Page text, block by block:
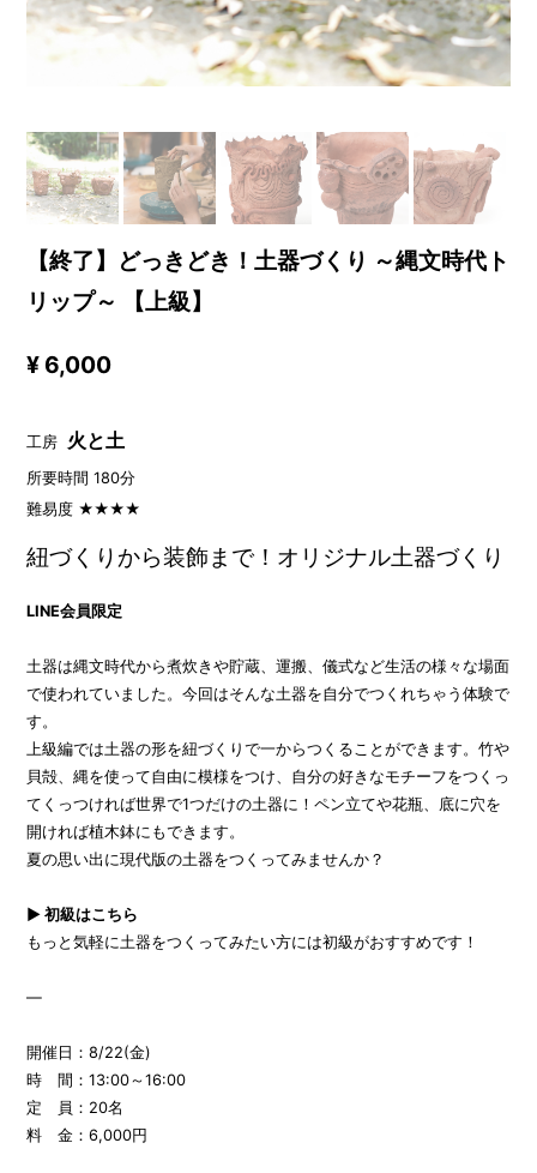
【終了】どっきどき！土器づくり ～縄文時代ト
リップ～ 【上級】
¥ 6,000
工房 火と土
所要時間 180分
難易度 ★★★★
紐づくりから装飾まで！オリジナル土器づくり
LINE会員限定
土器は縄文時代から煮炊きや貯蔵、運搬、儀式など生活の様々な場面
で使われていました。今回はそんな土器を自分でつくれちゃう体験で
す。
上級編では土器の形を紐づくりで一からつくることができます。竹や
貝殻、縄を使って自由に模様をつけ、自分の好きなモチーフをつくっ
てくっつければ世界で1つだけの土器に！ペン立てや花瓶、底に穴を
開ければ植木鉢にもできます。
夏の思い出に現代版の土器をつくってみませんか？
▶ 初級はこちら
もっと気軽に土器をつくってみたい方には初級がおすすめです！
—
開催日：8/22(金)
時 間：13:00～16:00
定 員：20名
料 金：6,000円